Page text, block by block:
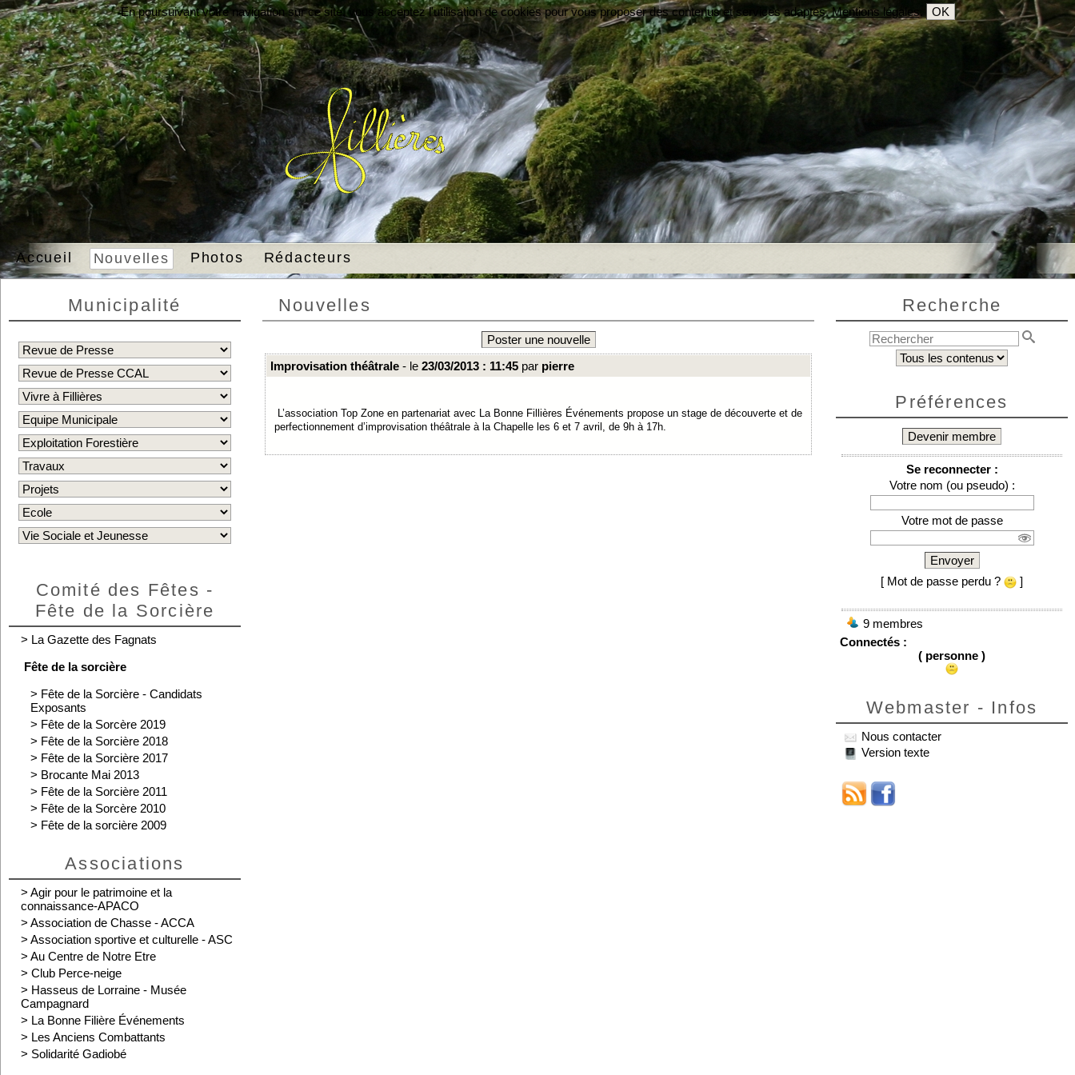
En poursuivant votre navigation sur ce site, vous acceptez l'utilisation de cookies pour vous proposer des contenus et services adaptés.Mentions légales. OK
Accueil Nouvelles Photos Rédacteurs
Municipalité
Comité des Fêtes -
Fête de la Sorcière
> La Gazette des Fagnats
Fête de la sorcière
> Fête de la Sorcière - Candidats
Exposants
> Fête de la Sorcère 2019
> Fête de la Sorcière 2018
> Fête de la Sorcière 2017
> Brocante Mai 2013
> Fête de la Sorcière 2011
> Fête de la Sorcère 2010
> Fête de la sorcière 2009
Associations
> Agir pour le patrimoine et la
connaissance-APACO
> Association de Chasse - ACCA
> Association sportive et culturelle - ASC
> Au Centre de Notre Etre
> Club Perce-neige
> Hasseus de Lorraine - Musée
Campagnard
> La Bonne Filière Événements
> Les Anciens Combattants
> Solidarité Gadiobé
Nouvelles
Poster une nouvelle
Improvisation théâtrale - le 23/03/2013 : 11:45 par pierre
L’association Top Zone en partenariat avec La Bonne Fillières Événements propose un stage de découverte et de
perfectionnement d’improvisation théâtrale à la Chapelle les 6 et 7 avril, de 9h à 17h.
Recherche
Préférences
Devenir membre
Se reconnecter :
Votre nom (ou pseudo) :
Votre mot de passe
Envoyer
[ Mot de passe perdu ?
]
9 membres
Connectés :
( personne )
Webmaster - Infos
Nous contacter
Version texte